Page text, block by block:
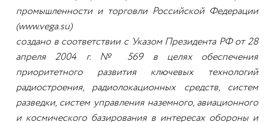
промышленности и торговли Российской Федерации
(www.vega.su)
создано в соответствии с Указом Президента РФ от 28
апреля 2004 г. № 569 в целях обеспечения
приоритетного развития ключевых технологий
радиостроения, радиолокационных средств, систем
разведки, систем управления наземного, авиационного
и космического базирования в интересах обороны и